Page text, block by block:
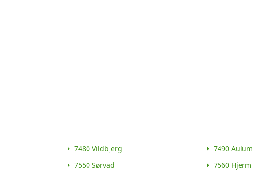
7480 Vildbjerg
7490 Aulum
7550 Sørvad 7560 Hjerm